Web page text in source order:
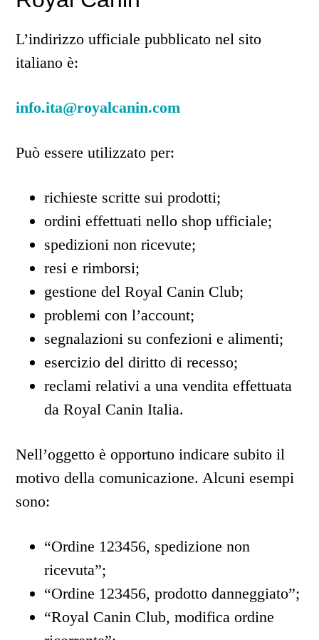
L’indirizzo ufficiale pubblicato nel sito
italiano è:
info.ita@royalcanin.com
Può essere utilizzato per:
richieste scritte sui prodotti;
ordini effettuati nello shop ufficiale;
spedizioni non ricevute;
resi e rimborsi;
gestione del Royal Canin Club;
problemi con l’account;
segnalazioni su confezioni e alimenti;
esercizio del diritto di recesso;
reclami relativi a una vendita effettuata
da Royal Canin Italia.
Nell’oggetto è opportuno indicare subito il
motivo della comunicazione. Alcuni esempi
sono:
“Ordine 123456, spedizione non
ricevuta”;
“Ordine 123456, prodotto danneggiato”;
“Royal Canin Club, modifica ordine